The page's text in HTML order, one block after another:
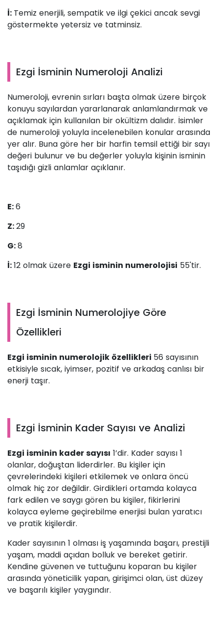
İ: Temiz enerjili, sempatik ve ilgi çekici ancak sevgi
göstermekte yetersiz ve tatminsiz.
Ezgi İsminin Numeroloji Analizi
Numeroloji, evrenin sırları başta olmak üzere birçok
konuyu sayılardan yararlanarak anlamlandırmak ve
açıklamak için kullanılan bir okültizm dalıdır. İsimler
de numeroloji yoluyla incelenebilen konular arasında
yer alır. Buna göre her bir harfin temsil ettiği bir sayı
değeri bulunur ve bu değerler yoluyla kişinin isminin
taşıdığı gizli anlamlar açıklanır.
E:6
Z:29
G:8
İ:12 olmak üzere Ezgi isminin numerolojisi 55'tir.
Ezgi İsminin Numerolojiye Göre
Özellikleri
Ezgi isminin numerolojik özellikleri 56 sayısının
etkisiyle sıcak, iyimser, pozitif ve arkadaş canlısı bir
enerji taşır.
Ezgi İsminin Kader Sayısı ve Analizi
Ezgi isminin kader sayısı 1’dir. Kader sayısı 1
olanlar, doğuştan liderdirler. Bu kişiler için
çevrelerindeki kişileri etkilemek ve onlara öncü
olmak hiç zor değildir. Girdikleri ortamda kolayca
fark edilen ve saygı gören bu kişiler, fikirlerini
kolayca eyleme geçirebilme enerjisi bulan yaratıcı
ve pratik kişilerdir.
Kader sayısının 1 olması iş yaşamında başarı, prestijli
yaşam, maddi açıdan bolluk ve bereket getirir.
Kendine güvenen ve tuttuğunu koparan bu kişiler
arasında yöneticilik yapan, girişimci olan, üst düzey
ve başarılı kişiler yaygındır.